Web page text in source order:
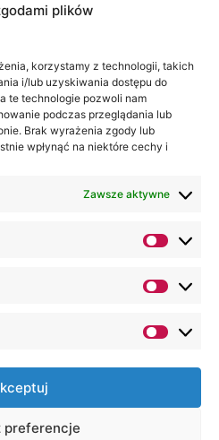
plików
korzystamy z technologii, takich
i/lub uzyskiwania dostępu do
te technologie pozwoli nam
podczas przeglądania lub
Brak wyrażenia zgody lub
wpłynąć na niektóre cechy i
Zawsze aktywne
preferencjeLubelska